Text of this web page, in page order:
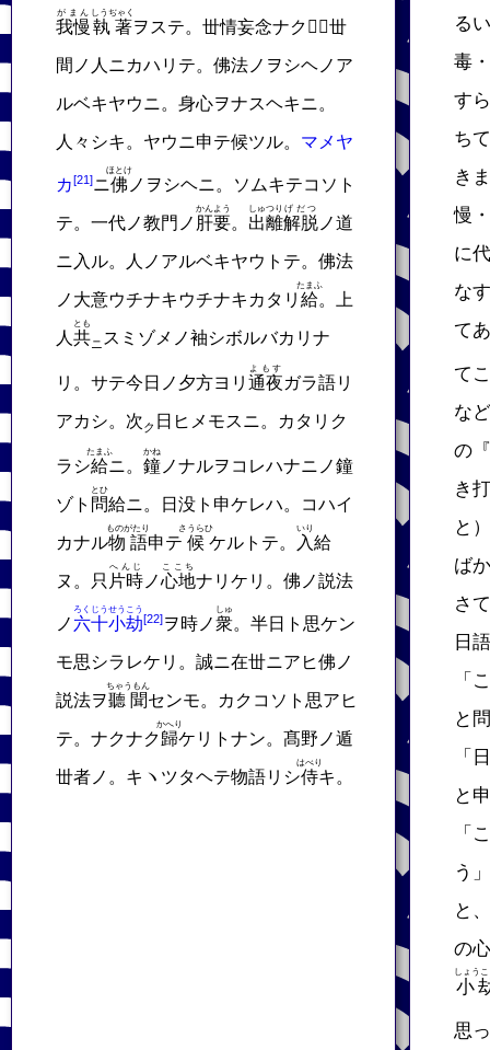
我慢
がまん
執著
しうぢゃく
ヲステ。丗情妄念ナク𬼀。丗
間ノ人ニカハリテ。佛法ノヲシヘノア
ルベキヤウニ。身心ヲナスヘキニ。
人々シキ。ヤウニ申テ候ツル。 マメヤ
カ ニ佛
ほとけ
ノヲシヘニ。ソムキテコソト
テ。一代ノ教門ノ 肝要
かんよう
。 出離
しゅつり
解脱
げだつ
ノ道
ニ入ル。人ノアルベキヤウトテ。佛法
ノ大意ウチナキウチナキカタリ 給
たまふ
。上
人 共
とも
ニ スミゾメノ袖シボルバカリナ
リ。サテ今日ノ夕方ヨリ 通夜
よもす
ガラ語リ
アカシ。次ク 日ヒメモスニ。カタリク
ラシ給
たまふ
ニ。 鐘
かね
ノナルヲコレハナニノ鐘
ゾト 問
とひ
給ニ。日没ト申ケレハ。コハイ
カナル物語
ものがたり
申テ 候
さうらひ
ケルトテ。 入
いり
給
ヌ。只 片時
へんじ
ノ心地
ここち
ナリケリ。佛ノ説法
ノ 六十
ろくじう
小劫
せうこう
ヲ時ノ衆
しゅ
。半日ト思ケン
モ思シラレケリ。誠ニ在丗ニアヒ佛ノ
説法ヲ聽聞
ちゃうもん
センモ。カクコソト思アヒ
テ。ナクナク歸
かへり
ケリトナン。髙野ノ遁
丗者ノ。キヽツタヘテ物語リシ侍
はべり
キ。
る
毒
す
ち
き
慢
に
な
て
て
な
の
き
と
ば
さ
日
「
と
「
と
「
う」
と
の
小
しょう
思